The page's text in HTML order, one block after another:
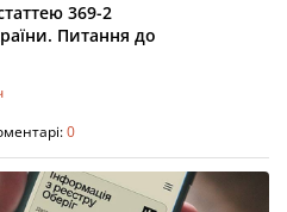
369-2
Питання до
0